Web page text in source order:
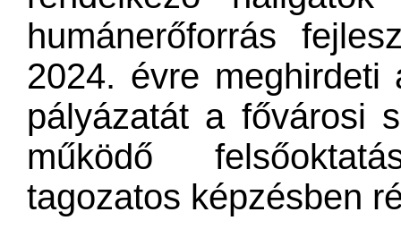
humánerőforrás
2024. évre
pályázatát a fővárosi
működő
tagozatos képzésben